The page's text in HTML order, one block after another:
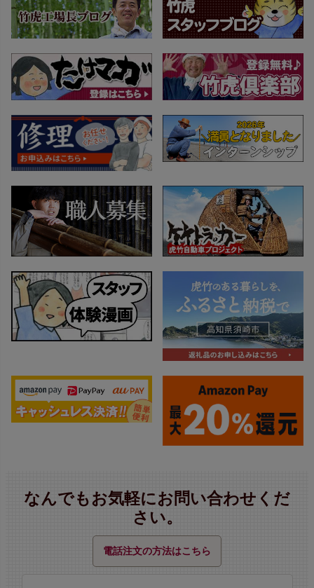
なんでもお気軽にお問い合わせくだ
さい。
電話注文の方法はこちら